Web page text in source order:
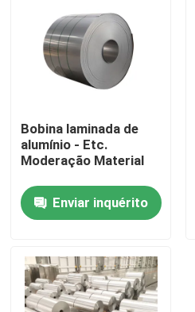
Casa
Contatos
Bobina laminada de
alumínio - Etc.
Moderação Material
Enviar inquérito